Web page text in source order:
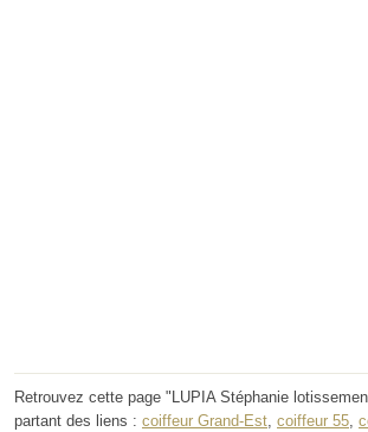
Retrouvez cette page "LUPIA Stéphanie
partant des liens : coiffeur Grand-Est, coiffeur 55,